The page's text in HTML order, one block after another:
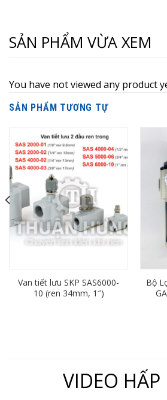
SẢN PHẨM VỪA XEM
You have not viewed any product
SẢN PHẨM TƯƠNG TỰ
Van tiết lưu SKP SAS6000-
10 (ren 34mm, 1″)
Bộ
VIDEO HẤP